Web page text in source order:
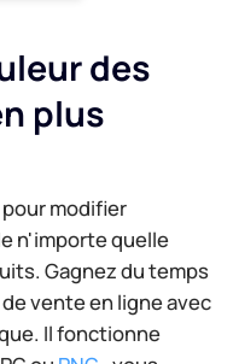
des
plus
modifier
n'importe quelle
Gagnez du temps
vente en ligne avec
Il fonctionne